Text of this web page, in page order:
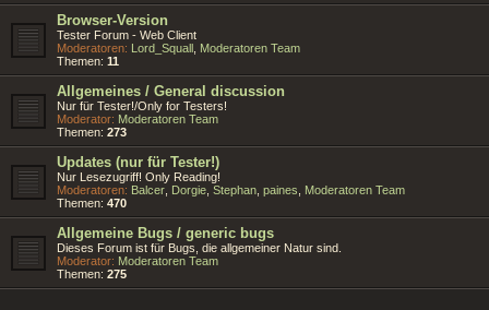
Browser-Version
Tester Forum - Web Client
Moderatoren: Lord_Squall Moderatoren Team
Themen: 11
Allgemeines / General discussion
Nur für Tester!/Only for Testers!
Moderator: Moderatoren Team
Themen: 273
Updates (nur für Tester!)
Nur Lesezugriff! Only Reading!
Moderatoren: Balcer Dorgie Stephan paines
Moderatoren Team
Themen: 470
Allgemeine Bugs / generic bugs
Dieses Forum ist für Bugs, die allgemeiner Natur sind.
Moderator: Moderatoren Team
Themen: 275